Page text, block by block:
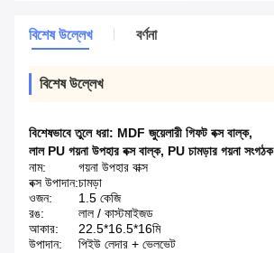
বিশেষ উল্লেখ বর্ণনা
বিশেষ উল্লেখ
বিশেষভাবে তুলে ধরা: MDF জুয়েলারী গিফট বক্স বাল্ক,
লাল PU গয়না উপহার বক্স বাল্ক, PU চামড়ার গয়না সংগঠক
নাম:
গয়না উপহার বাক্স
বক্স উপাদান:চামড়া
ওজন:
1.5 কেজি
রঙ:
লাল / কাস্টমাইজড
আকার:
22.5*16.5*16মি
উপাদান:
পিইউ লেদার + ভেলভেট